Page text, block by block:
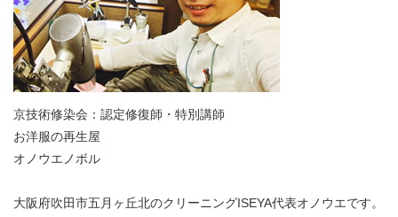
京技術修染会：認定修復師・特別講師
お洋服の再生屋
オノウエノボル
大阪府吹田市五月ヶ丘北のクリーニングISEYA代表オノウエです。